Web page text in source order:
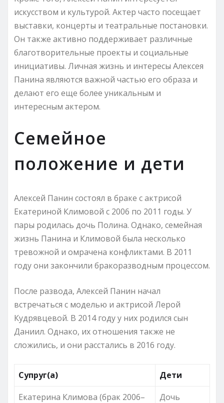
искусством и культурой. Актер часто посещает
выставки, концерты и театральные постановки.
Он также активно поддерживает различные
благотворительные проекты и социальные
инициативы. Личная жизнь и интересы Алексея
Панина являются важной частью его образа и
делают его еще более уникальным и
интересным актером.
Семейное
положение и дети
Алексей Панин состоял в браке с актрисой
Екатериной Климовой с 2006 по 2011 годы. У
пары родилась дочь Полина. Однако, семейная
жизнь Панина и Климовой была несколько
тревожной и омрачена конфликтами. В 2011
году они закончили бракоразводным процессом.
После развода, Алексей Панин начал
встречаться с моделью и актрисой Лерой
Кудрявцевой. В 2014 году у них родился сын
Даниил. Однако, их отношения также не
сложились, и они расстались в 2016 году.
Супруг(а)
Дети
Екатерина Климова (брак 2006–
Дочь